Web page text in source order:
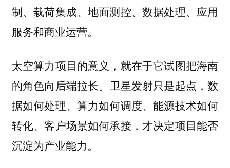
制、载荷集成、地面测控、数据处理、应用
服务和商业运营。
太空算力项目的意义，就在于它试图把海南
的角色向后端拉长。 卫星发射只是起点，数
据如何处理、算力如何调度、能源技术如何
转化、客户场景如何承接，才决定项目能否
沉淀为产业能力。